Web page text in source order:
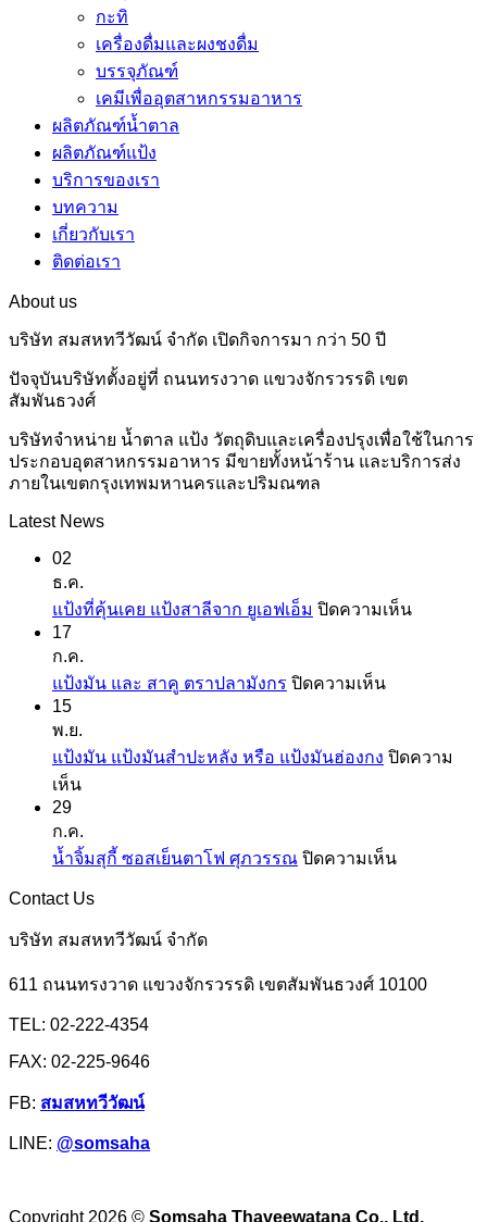
กะทิ
เครื่องดื่มและผงชงดื่ม
บรรจุภัณฑ์
เคมีเพื่ออุตสาหกรรมอาหาร
ผลิตภัณฑ์น้ำตาล
ผลิตภัณฑ์แป้ง
บริการของเรา
บทความ
เกี่ยวกับเรา
ติดต่อเรา
About us
บริษัท สมสหทวีวัฒน์ จำกัด เปิดกิจการมา กว่า 50 ปี
ปัจจุบันบริษัทตั้งอยู่ที่ ถนนทรงวาด แขวงจักรวรรดิ เขต
สัมพันธวงศ์
บริษัทจำหน่าย น้ำตาล แป้ง วัตถุดิบและเครื่องปรุงเพื่อใช้ในการ
ประกอบอุตสาหกรรมอาหาร มีขายทั้งหน้าร้าน และบริการส่ง
ภายในเขตกรุงเทพมหานครและปริมณฑล
Latest News
02
ธ.ค.
แป้งที่คุ้นเคย แป้งสาลีจาก ยูเอฟเอ็ม ปิดความเห็นบน
17
ก.ค.
แป้งมัน และ สาคู ตราปลามังกร ปิดความเห็นบน
และ
15
พ.ย.
แป้งมัน แป้งมันสำปะหลัง หรือ แป้งมันฮ่องกง ปิดความ
เห็นบน
มัน
แป้ง
มัน
หรือ
ฮ่องกง
29
ก.ค.
น้ำจิ้มสุกี้ ซอสเย็นตาโฟ ศุภวรรณ ปิดความเห็นบน
ซอส
Contact Us
บริษัท สมสหทวีวัฒน์ จำกัด
611 ถนนทรงวาด แขวงจักรวรรดิ เขตสัมพันธวงศ์ 10100
TEL: 02-222-4354
FAX: 02-225-9646
FB: สมสหทวีวัฒน์
LINE: @somsaha
Copyright 2026 © Somsaha Thaveewatana Co., Ltd.